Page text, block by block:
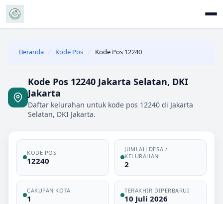
Beranda / Kode Pos / Kode Pos 12240
Kode Pos 12240 Jakarta Selatan, DKI
Jakarta
Daftar kelurahan untuk kode pos 12240 di Jakarta
Selatan, DKI Jakarta.
KODE POS
12240
JUMLAH DESA /
KELURAHAN
2
CAKUPAN KOTA
1
TERAKHIR DIPERBARUI
10 Juli 2026